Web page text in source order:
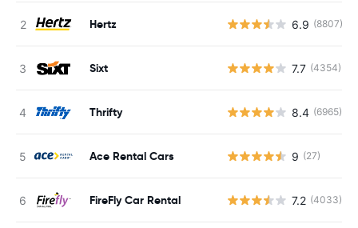
Hertz 6.9 (8807)
Sixt 7.7 (4354)
Thrifty 8.4 (6965)
Ace Rental Cars 9 (27)
FireFly Car Rental 7.2 (4033)